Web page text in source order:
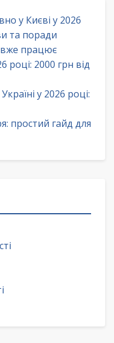
у Києві у 2026
та поради
вже працює
році: 2000 грн від
у 2026 році:
простий гайд для